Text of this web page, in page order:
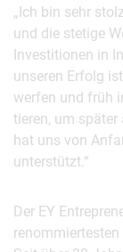
„Ich bin sehr
und die stetige
Investitionen in
unseren Erfolg
werfen und früh
tieren, um später
hat uns von
unterstützt.“
Der EY